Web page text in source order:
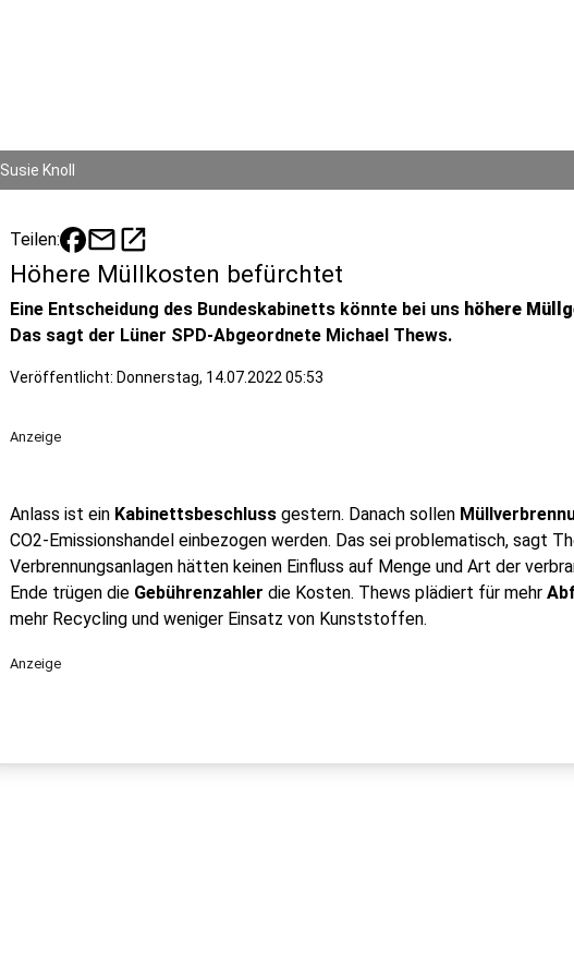
Susie Knoll
Teilen: mailopen_in_new
Höhere Müllkosten befürchtet
Eine Entscheidung des Bundeskabinetts könnte bei uns höhere
Das sagt der Lüner SPD-Abgeordnete Michael Thews.
Veröffentlicht: Donnerstag, 14.07.2022 05:53
Anzeige
Anlass ist ein Kabinettsbeschluss gestern. Danach sollen
CO2-Emissionshandel einbezogen werden. Das sei problematisch, sagt
Verbrennungsanlagen hätten keinen Einfluss auf Menge und Art der
Ende trügen die Gebührenzahler die Kosten. Thews plädiert für mehr
mehr Recycling und weniger Einsatz von Kunststoffen.
Anzeige